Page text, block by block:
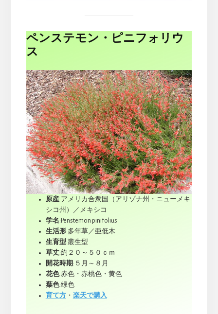
ペンステモン・ピニフォリウ
ス
原産:アメリカ合衆国（アリゾナ州・ニューメキ
シコ州）／メキシコ
学名:Penstemon pinifolius
生活形:多年草／亜低木
生育型:叢生型
草丈:約２０～５０ｃｍ
開花時期 :５月～８月
花色:赤色・赤桃色・黄色
葉色:緑色
育て方・ 楽天で購入